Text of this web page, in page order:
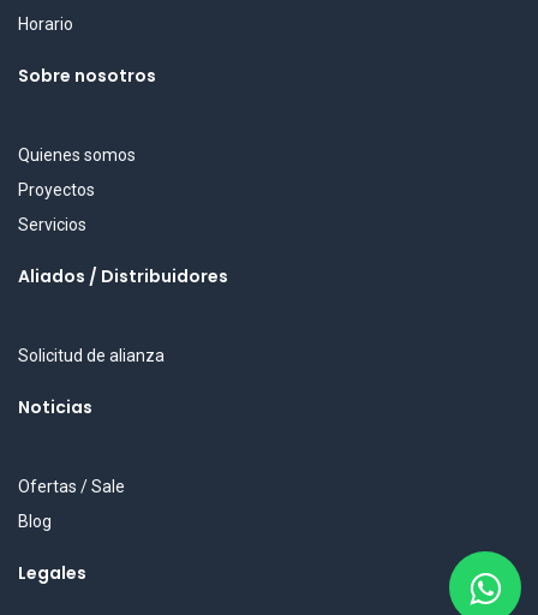
Horario
Sobre nosotros
Quienes somos
Proyectos
Servicios
Aliados / Distribuidores
Solicitud de alianza
Noticias
Ofertas / Sale
Blog
Legales